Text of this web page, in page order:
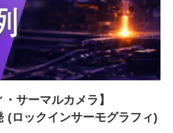
サーマルカメラ】
(ロックインサーモグラフィ)